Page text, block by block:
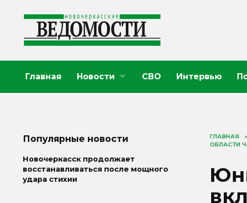
содержанию
Главная Новости СВО Интервью
ГЛАВНАЯ »
ОБЛАСТИ
Популярные новости
Новочеркасск продолжает
восстанавливаться после мощного
удара стихии